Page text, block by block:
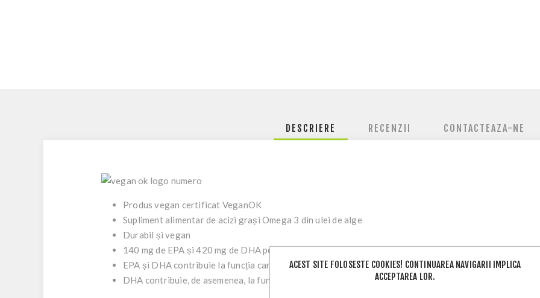
DESCRIERE RECENZII CONTACTEAZA-NE
Produs vegan certificat VeganOK
Supliment alimentar de acizi grași Omega 3 din ulei de alge
Durabil și vegan
140 mg de EPA și 420 mg de DHA per porție (două capsule moi)
EPA și DHA contribuie la funcția cardiovasculară normală
DHA contribuie, de asemenea, la funcționarea normală a creierului și la capacitatea vizuală
ACEST SITE FOLOSESTE COOKIES! CONTINUAREA NAVIGARII IMPLICA
ACCEPTAREA LOR.